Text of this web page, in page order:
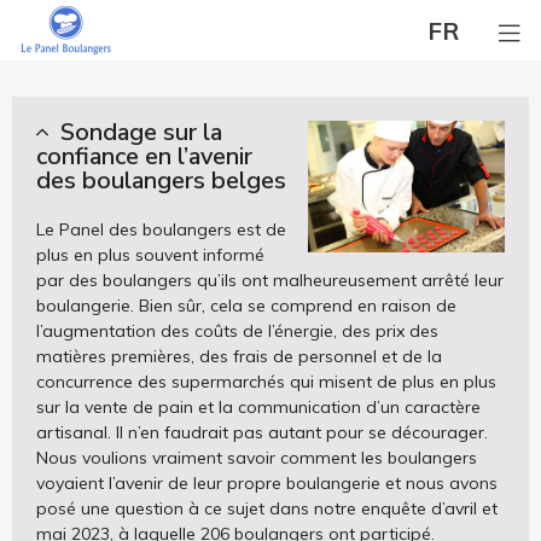
FR
Sondage sur la
confiance en l’avenir
des boulangers belges
Le Panel des boulangers est de
plus en plus souvent informé
par des boulangers qu’ils ont malheureusement arrêté leur
boulangerie. Bien sûr, cela se comprend en raison de
l’augmentation des coûts de l’énergie, des prix des
matières premières, des frais de personnel et de la
concurrence des supermarchés qui misent de plus en plus
sur la vente de pain et la communication d’un caractère
artisanal. Il n’en faudrait pas autant pour se décourager.
Nous voulions vraiment savoir comment les boulangers
voyaient l’avenir de leur propre boulangerie et nous avons
posé une question à ce sujet dans notre enquête d’avril et
mai 2023, à laquelle 206 boulangers ont participé.